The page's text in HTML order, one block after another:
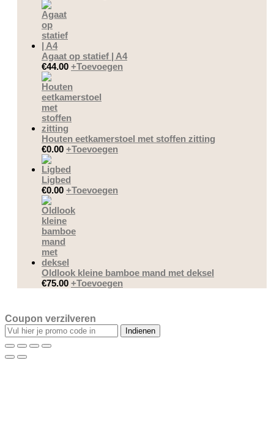
Agaat op statief | A4
€44.00 +Toevoegen
Houten eetkamerstoel met stoffen zitting
€0.00 +Toevoegen
Ligbed
€0.00 +Toevoegen
Oldlook kleine bamboe mand met deksel
€75.00 +Toevoegen
Coupon verzilveren
Indienen